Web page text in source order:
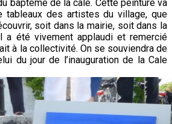
baptême de la cale. Cette peinture va
tableaux des artistes du village, que
soit dans la mairie, soit dans la
a été vivement applaudi et remercié
à la collectivité. On se souviendra de
du jour de l’inauguration de la Cale